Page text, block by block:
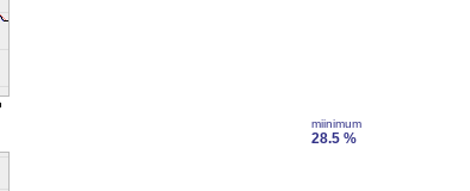
miinimum
28.5 %